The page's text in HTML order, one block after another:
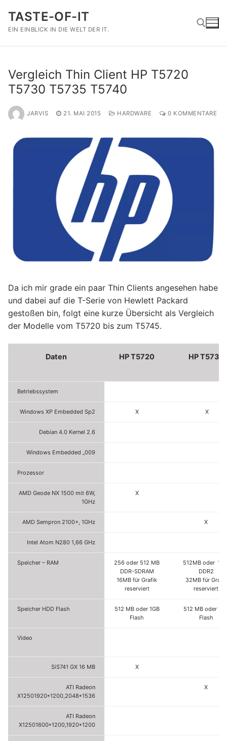
Inhalt
springen
TASTE-OF-IT
EIN EINBLICK IN DIE WELT DER IT.
Vergleich Thin Client HP T5720
T5730 T5735 T5740
JARVIS 21. MAI 2015 HARDWARE 0 KOMMENTARE
Da ich mir grade ein paar Thin Clients angesehen habe
und dabei auf die T-Serie von Hewlett Packard
gestoßen bin, folgt eine kurze Übersicht als Vergleich
der Modelle vom T5720 bis zum T5745.
Daten HP T5720 HP T5730
Betriebssystem
Windows XP Embedded Sp2 X X
Debian 4.0 Kernel 2.6
Windows Embedded „009
Prozessor
AMD Geode NX 1500 mit 6W,
1GHz
X
AMD Sempron 2100+, 1GHz X
Intel Atom N280 1,66 GHz
Speicher – RAM
256 oder 512 MB
DDR-SDRAM
16MB für Grafik
reserviert
512MB oder 1
DDR2
32MB für Grafik
reserviert
Speicher HDD Flash
512 MB oder 1GB
Flash
512 MB oder
Flash
Video
SiS741 GX 16 MB X
ATI Radeon
X12501920*1200,2048*1536
X
ATI Radeon
X12501600*1200,1920*1200